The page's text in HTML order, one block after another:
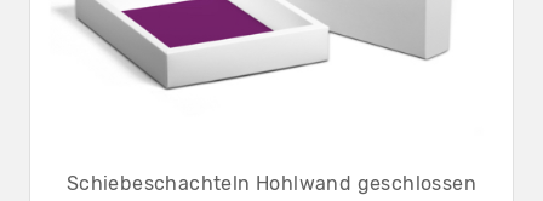
Schiebeschachteln Hohlwand geschlossen